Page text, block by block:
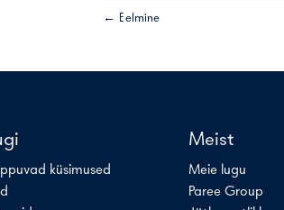
← Eelmine
küsimused
Meist
Meie lugu
Paree Group